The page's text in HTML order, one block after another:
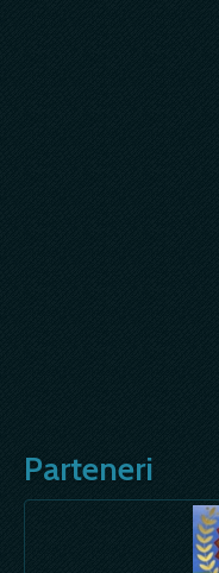
Parteneri